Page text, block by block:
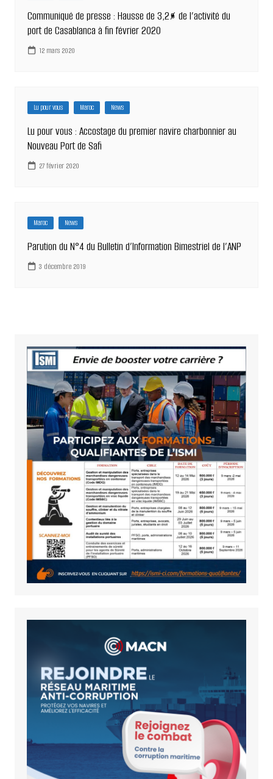
Communiqué de presse : Hausse de 3,2% de l’activité du
port de Casablanca à fin février 2020
12 mars 2020
Lu pour vous Maroc News
Lu pour vous : Accostage du premier navire charbonnier au
Nouveau Port de Safi
27 février 2020
Maroc News
Parution du N°4 du Bulletin d’Information Bimestriel de l’ANP
3 décembre 2019